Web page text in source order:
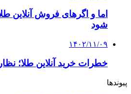
اما و اگرهای فروش آنلاین
شود
۱۴۰۲/۱۱/۰۹
خطرات خرید آنلاین طلا؛
پیوندها